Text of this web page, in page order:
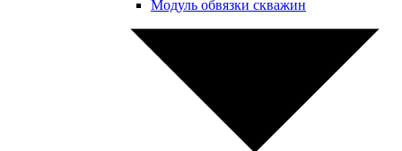
Модуль обвязки скважин